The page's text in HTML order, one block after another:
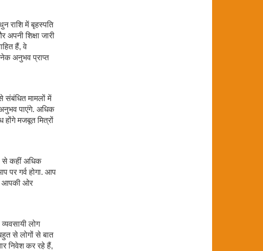
राशि में बृहस्पति
शिक्षा जारी
हैं, वे
अनुभव प्राप्त
संबंधित मामलों में
पाएंगे. अधिक
होंगे मजबूत मित्रों
से कहीं अधिक
पर गर्व होगा. आप
आपकी ओर
लोग
से लोगों से बात
निवेश कर रहे हैं,